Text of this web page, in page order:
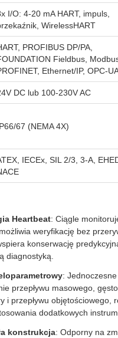
I/O: 4-20 mA HART, impuls,
WirelessHART
PROFIBUS DP/PA,
Fieldbus,
Ethernet/IP, OPC-
DC lub 100-230V AC
67 (NEMA 4X)
IECEx, SIL 2/3, 3-A,
Heartbeat: Ciągle
weryfikację bez
konserwację
diagnostyką.
: Jednoczesne
przepływu masowego,
i przepływu objętościowego,
dodatkowych
konstrukcja: Odporny na